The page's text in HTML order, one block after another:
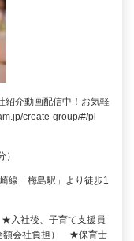
紹介動画配信中！お気軽
create-group/#/pl
線「梅島駅」より徒歩1
入社後、子育て支援員
額会社負担） ★保育士